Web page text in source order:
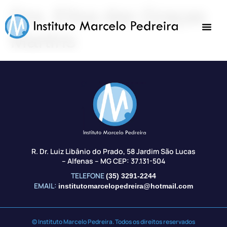
Dra. Elisa das Graças
Martins
R. Dr. Luiz Libânio do Prado, 58 Jardim São Lucas
– Alfenas – MG CEP: 37.131-504
TELEFONE(35) 3291-2244
EMAIL: institutomarcelopedreira@hotmail.com
© Instituto Marcelo Pedreira. Todos os direitos reservados